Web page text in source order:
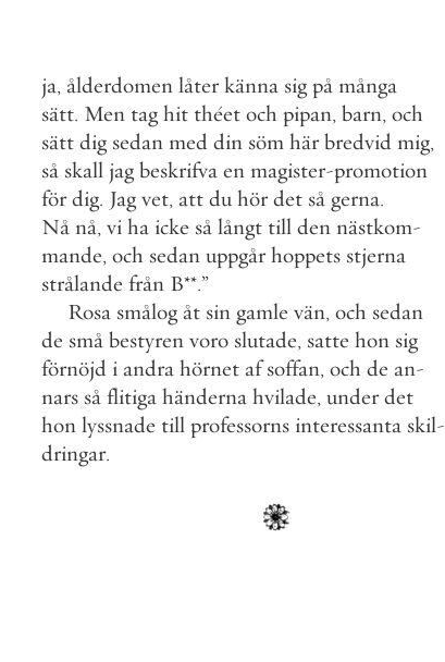
ja, ålderdomen låter känna sig på många
sätt. Men tag hit théet och pipan, barn, och
sätt dig sedan med din söm här bredvid mig,
så skall jag beskrifva en magister-promotion
för dig. Jag vet, att du hör det så gerna.
Nå nå, vi ha icke så långt till den nästkom-
mande, och sedan uppgår hoppets stjerna
strålande från B**.”
Rosa smålog åt sin gamle vän, och sedan
de små bestyren voro slutade, satte hon sig
förnöjd i andra hörnet af soffan, och de an-
nars så flitiga händerna hvilade, under det
hon lyssnade till professorns interessanta skil-
dringar.